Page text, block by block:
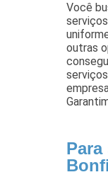
Você
outras